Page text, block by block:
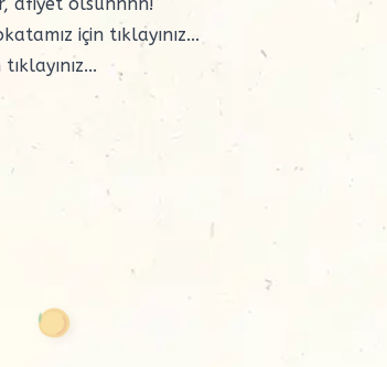
için tıklayınız...
tıklayınız...